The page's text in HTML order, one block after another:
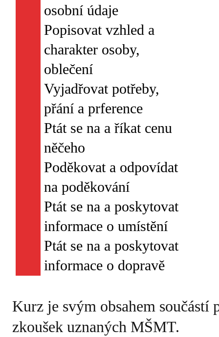
osobní údaje
Popisovat vzhled a
charakter osoby,
oblečení
Vyjadřovat potřeby,
přání a prference
Ptát se na a říkat cenu
něčeho
Poděkovat a odpovídat
na poděkování
Ptát se na a poskytovat
informace o umístění
Ptát se na a poskytovat
Kurz je svým obsahem
zkoušek uznaných MŠMT.